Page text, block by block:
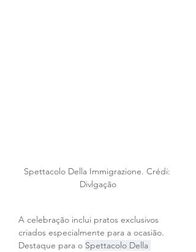
Spettacolo Della Immigrazione. Crédi:
Divlgação
A celebração inclui pratos exclusivos
criados especialmente para a ocasião.
Destaque para o Spettacolo Della